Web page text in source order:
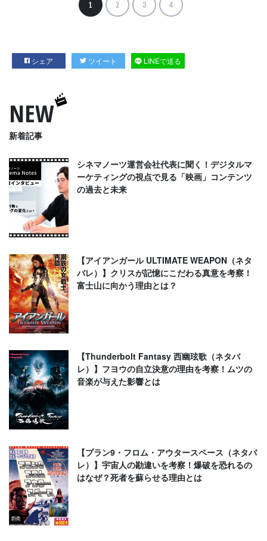
1 2 3 4
シェア ツイート LINEで送る
NEW
新着記事
シネマノーツ運営会社代表に聞く！デジタルマ
ーケティングの視点で見る「映画」コンテンツ
の過去と未来
【アイアンガール ULTIMATE WEAPON（ネタ
バレ）】クリスが記憶にこだわる真意を考察！
富士山に向かう理由とは？
【Thunderbolt Fantasy 西幽玹歌（ネタバ
レ）】フヨウの自立決意の理由を考察！ムツの
音楽が与えた影響とは
【プラン9・フロム・アウタースペース（ネタバ
レ）】宇宙人の勘違いを考察！爆破を恐れるの
はなぜ？死者を蘇らせる理由とは